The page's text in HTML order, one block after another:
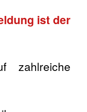
ist der
zahlreiche